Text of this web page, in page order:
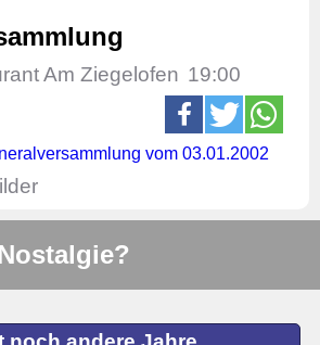
Am Ziegelofen 19:00
vom 03.01.2002